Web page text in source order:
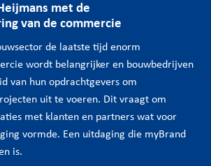
met de
van de commercie
de laatste tijd enorm
wordt belangrijker en bouwbedrijven
van hun opdrachtgevers om
uit te voeren. Dit vraagt om
met klanten en partners wat voor
vormde. Een uitdaging die myBrand
is.